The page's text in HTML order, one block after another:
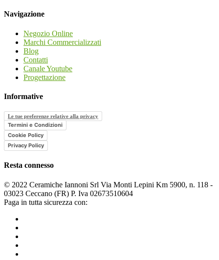
Navigazione
Negozio Online
Marchi Commercializzati
Blog
Contatti
Canale Youtube
Progettazione
Informative
Le tue preferenze relative alla privacy
Termini e Condizioni
Cookie Policy
Privacy Policy
Resta connesso
© 2022 Ceramiche Iannoni Srl Via Monti Lepini Km 5900, n. 118 -
03023 Ceccano (FR) P. Iva 02673510604
Paga in tutta sicurezza con: